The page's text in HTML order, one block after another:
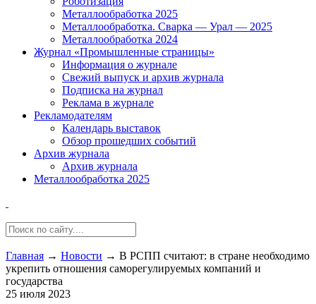
Металлообработка 2025
Металлообработка. Сварка — Урал — 2025
Металлообработка 2024
Журнал «Промышленные страницы»
Информация о журнале
Свежий выпуск и архив журнала
Подписка на журнал
Реклама в журнале
Рекламодателям
Календарь выставок
Обзор прошедших событий
Архив журнала
Архив журнала
Металлообработка 2025
Главная → Новости → В РСПП считают: в стране необходимо
укрепить отношения саморегулируемых компаний и
государства
25 июля 2023